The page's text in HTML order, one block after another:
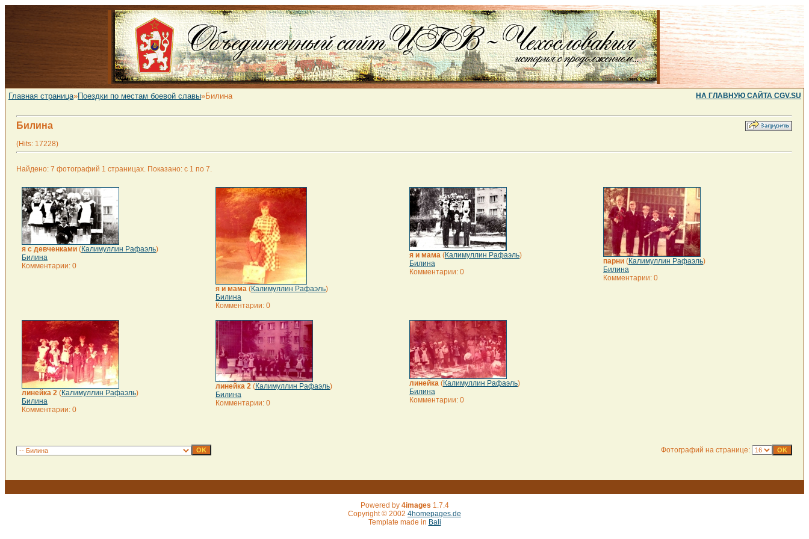
Главная страница»Поездки по местам боевой славы»Билина НА ГЛАВНУЮ САЙТА CGV.SU
Билина
(Hits: 17228)
Найдено: 7 фотографий 1 страницах. Показано: с 1 по 7.
я с девченками (Калимуллин Рафаэль)
Билина
Комментарии: 0
я и мама (Калимуллин Рафаэль)
Билина
Комментарии: 0
я и мама (Калимуллин Рафаэль)
Билина
Комментарии: 0
парни (Калимуллин Рафаэль)
Билина
Комментарии: 0
линейка 2 (Калимуллин Рафаэль)
Билина
Комментарии: 0
линейка 2 (Калимуллин Рафаэль)
Билина
Комментарии: 0
линейка (Калимуллин Рафаэль)
Билина
Комментарии: 0
Фотографий на странице:
Powered by 4images 1.7.4
Copyright © 2002 4homepages.de
Template made in Bali